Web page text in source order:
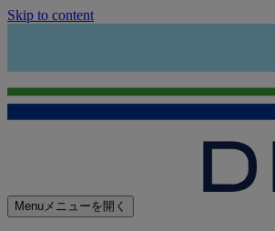
Skip to content
Menuメニューを開く